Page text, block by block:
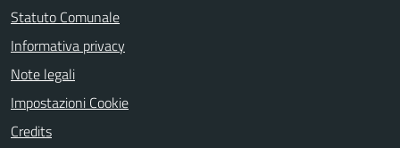
Statuto Comunale
Informativa privacy
Note legali
Impostazioni Cookie
Credits